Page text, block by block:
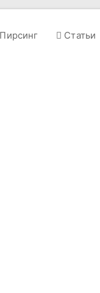
Пирсинг Статьи